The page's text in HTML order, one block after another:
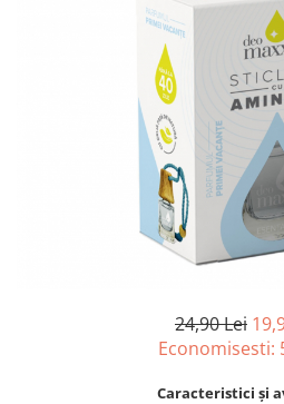
Organizatoare auto
Parasolare si jaluzele
Tratament Hidrofob
24,90 Lei
Economisesti:
Caracteristici și